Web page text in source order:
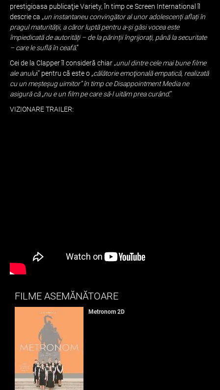
prestigioasa publicaţie Variety, în timp ce Screen International îl
descrie ca „un instantaneu convingător al unor adolescenți aflați în
pragul maturității, a căror luptă pentru a-și găsi vocea este
împiedicată de autorități – de la părinții îngrijorați, până la securitate
– care le suflă în ceafă.”
Cei de la Clapper îl consideră chiar „unul dintre cele mai bune filme
ale anului” pentru că este o „călătorie emoţională empatică, realizată
cu un meşteşug uimitor” în timp ce Disappointment Media ne
asigură că „nu e un film pe care să-l uităm prea curând.”
VIZIONARE TRAILER:
FILME ASEMĂNĂTOARE
Metronom 2D